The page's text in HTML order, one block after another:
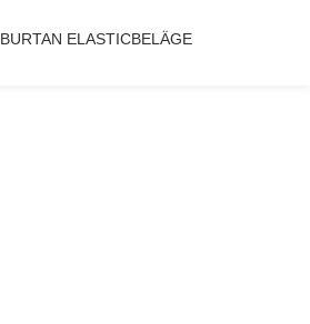
BURTAN ELASTICBELÄGE